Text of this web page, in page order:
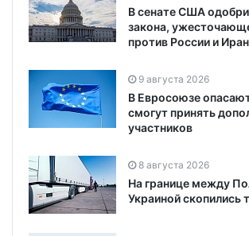
В сенате США
закона,
против России и
9 августа 2026
В Евросоюзе
смогут принять
участников
8 августа 2026
На границе между
Украиной скопились